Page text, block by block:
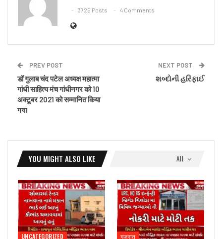
3725 Posts 4 Comments
PREV POST
डॉ गुलाब चंद पटेल अध्यक्ष महात्मा
गांधी साहित्य मंच गांधीनगर को 10
अक्टूबर 2021 को सम्मानित किया
गया
NEXT POST
શબ્દોની હરિફાઈ
All
YOU MIGHT ALSO LIKE
UNCATEGORIZED गुजरात